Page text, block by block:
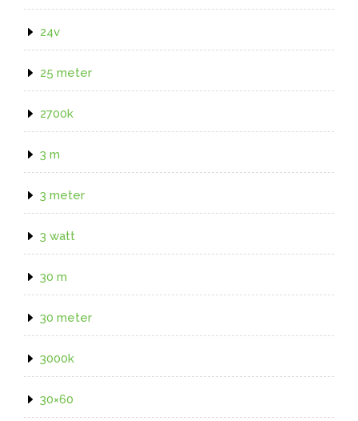
24v
25 meter
2700k
3 m
3 meter
3 watt
30 m
30 meter
3000k
30×60